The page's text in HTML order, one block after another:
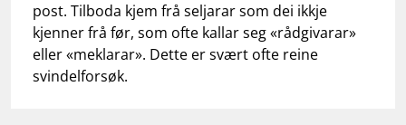
post. Tilboda kjem frå seljarar som dei ikkje
kjenner frå før, som ofte kallar seg «rådgivarar»
eller «meklarar». Dette er svært ofte reine
svindelforsøk.